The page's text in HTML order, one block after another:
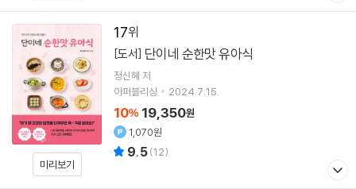
17
미리보기
[도서] 단이네 순한맛 유아식
정신혜 저
아퍼블리싱
2024.7.15.
10% 19,350원
1,070원
9.5(12)